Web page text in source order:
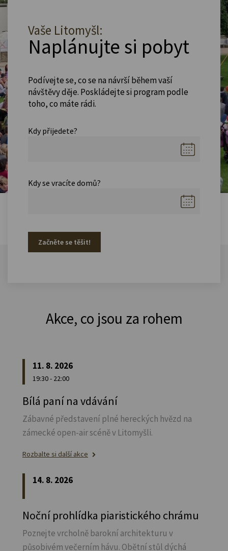
Vaše Litomyšl:
Naplánujte si pobyt
Podívejte se, co se na návrší během vaší
návštěvy děje. Poskládejte si program podle
toho, co máte rádi.
Kdy přijedete?
Kdy se vracíte domů?
Začněte se těšit!
Akce, co jsou za rohem
11. 8. 2026
19:30 - 22:00
Bílá paní na vdávání
Zábavné představení plné hereckých hvězd na
zámecké open-air scéně v Litomyšli.
Rozbalte si další akce
14. 8. 2026
Noční prohlídka piaristického chrámu
Poznejte vrcholně barokní architekturu v
působivém večerním hávu. Obětní stůl dýchá